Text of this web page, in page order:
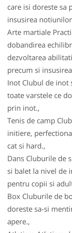
care isi doreste sa
insusirea
Arte martiale
dobandirea
dezvoltarea
precum si
Inot Clubul de inot
toate varstele ce
prin inot.,
Tenis de camp
initiere,
cat si hard.,
Dans Cluburile de
si balet la nivel de
pentru copii si
Box Cluburile de
doreste sa-si
apere.,